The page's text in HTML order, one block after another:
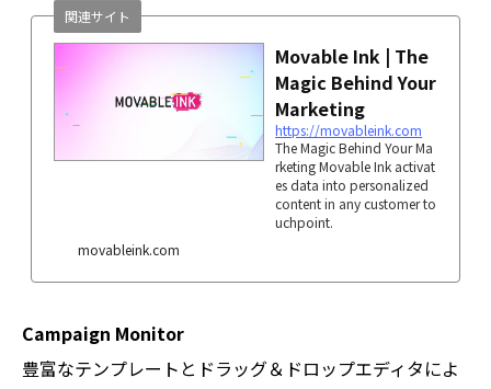
Movable Ink | The
Magic Behind Your
Marketing
https://movableink.com
The Magic Behind Your Ma
rketing Movable Ink activat
es data into personalized
content in any customer to
uchpoint.
movableink.com
関連サイト
Campaign Monitor
豊富なテンプレートとドラッグ＆ドロップエディタによ